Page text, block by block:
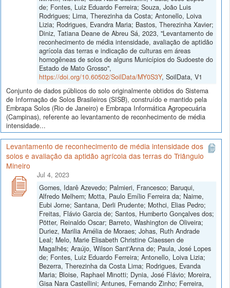
de; Fontes, Luiz Eduardo Ferreira; Souza, João Luis
Rodrigues; Lima, Therezinha da Costa; Antonello, Loiva
Lizia; Rodrigues, Evandra Maria; Bastos, Therezinha Xavier;
Diniz, Tatiana Deane de Abreu Sá, 2023, "Levantamento de
reconhecimento de média intensidade, avaliação de aptidão
agrícola das terras e indicação de culturas em áreas
homogêneas de solos de alguns Municípios do Sudoeste do
Estado de Mato Grosso",
https://doi.org/10.60502/SoilData/MY0S3Y, SoilData, V1
Conjunto de dados públicos do solo originalmente obtidos do Sistema
de Informação de Solos Brasileiros (SISB), construído e mantido pela
Embrapa Solos (Rio de Janeiro) e Embrapa Informática Agropecuária
(Campinas), referente ao levantamento de reconhecimento de média
intensidade...
Levantamento de reconhecimento de média intensidade dos
solos e avaliação da aptidão agrícola das terras do Triângulo
Mineiro
Jul 4, 2023
Gomes, Idarê Azevedo; Palmieri, Francesco; Baruqui,
Alfredo Melhem; Motta, Paulo Emílio Ferreira da; Naime,
Eubi Jorne; Santana, Derli Prudente; Mothci, Elias Pedro;
Freitas, Flávio Garcia de; Santos, Humberto Gonçalves dos;
Pötter, Reinaldo Oscar; Barreto, Washington de Oliveira;
Duriez, Marilia Amélia de Moraes; Johas, Ruth Andrade
Leal; Melo, Marie Elisabeth Christine Claessen de
Magalhẽs; Araújo, Wilson Sant'Anna de; Paula, José Lopes
de; Fontes, Luiz Eduardo Ferreira; Antonello, Loiva Lizia;
Bezerra, Therezinha da Costa Lima; Rodrigues, Evanda
Maria; Bloise, Raphael Minotti; Dynia, José Flávio; Moreira,
Gisa Nara Castellini; Antunes, Fernando Zinho; Ferreira,